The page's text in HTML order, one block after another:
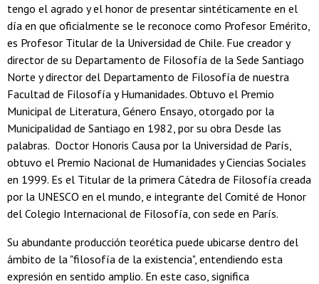
tengo el agrado y el honor de presentar sintéticamente en el
día en que oficialmente se le reconoce como Profesor Emérito,
es Profesor Titular de la Universidad de Chile. Fue creador y
director de su Departamento de Filosofía de la Sede Santiago
Norte y director del Departamento de Filosofía de nuestra
Facultad de Filosofía y Humanidades. Obtuvo el Premio
Municipal de Literatura, Género Ensayo, otorgado por la
Municipalidad de Santiago en 1982, por su obra Desde las
palabras. Doctor Honoris Causa por la Universidad de París,
obtuvo el Premio Nacional de Humanidades y Ciencias Sociales
en 1999. Es el Titular de la primera Cátedra de Filosofía creada
por la UNESCO en el mundo, e integrante del Comité de Honor
del Colegio Internacional de Filosofía, con sede en París.
Su abundante producción teorética puede ubicarse dentro del
ámbito de la "filosofía de la existencia", entendiendo esta
expresión en sentido amplio. En este caso, significa